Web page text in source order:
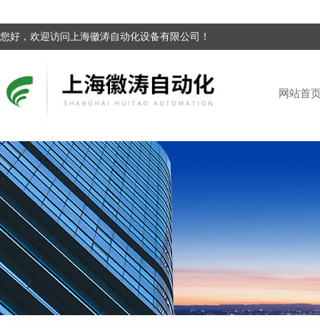
您好，欢迎访问上海徽涛自动化设备有限公司！
网站首